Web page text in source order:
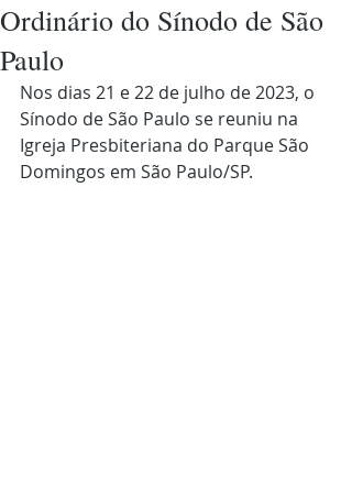
Ordinário do Sínodo de São
Paulo
Nos dias 21 e 22 de julho de 2023, o
Sínodo de São Paulo se reuniu na
Igreja Presbiteriana do Parque São
Domingos em São Paulo/SP.